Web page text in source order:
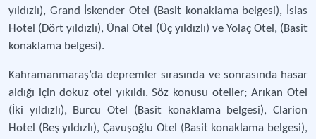
yıldızlı), Grand İskender Otel (Basit konaklama belgesi), İsias
Hotel (Dört yıldızlı), Ünal Otel (Üç yıldızlı) ve Yolaç Otel, (Basit
konaklama belgesi).
Kahramanmaraş’da depremler sırasında ve sonrasında hasar
aldığı için dokuz otel yıkıldı. Söz konusu oteller; Arıkan Otel
(İki yıldızlı), Burcu Otel (Basit konaklama belgesi), Clarion
Hotel (Beş yıldızlı), Çavuşoğlu Otel (Basit konaklama belgesi),